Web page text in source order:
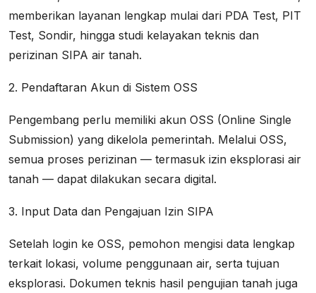
memberikan layanan lengkap mulai dari PDA Test, PIT
Test, Sondir, hingga studi kelayakan teknis dan
perizinan SIPA air tanah.
2. Pendaftaran Akun di Sistem OSS
Pengembang perlu memiliki akun OSS (Online Single
Submission) yang dikelola pemerintah. Melalui OSS,
semua proses perizinan — termasuk izin eksplorasi air
tanah — dapat dilakukan secara digital.
3. Input Data dan Pengajuan Izin SIPA
Setelah login ke OSS, pemohon mengisi data lengkap
terkait lokasi, volume penggunaan air, serta tujuan
eksplorasi. Dokumen teknis hasil pengujian tanah juga